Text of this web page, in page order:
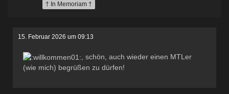
† In Memoriam †
15. Februar 2026 um 09:13
, schön, auch wieder einen MTLer
(wie mich) begrüßen zu dürfen!